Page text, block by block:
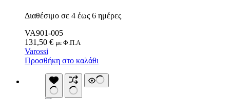
Διαθέσιμο σε 4 έως 6 ημέρες
VA901-005
131,50 € με Φ.Π.Α
Varossi
Προσθήκη στο καλάθι